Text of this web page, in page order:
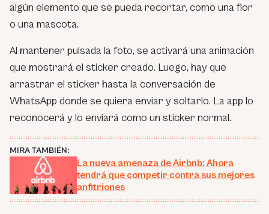
algún elemento que se pueda recortar, como una flor
o una mascota.
Al mantener pulsada la foto, se activará una animación
que mostrará el sticker creado. Luego, hay que
arrastrar el sticker hasta la conversación de
WhatsApp donde se quiera enviar y soltarlo. La app lo
reconocerá y lo enviará como un sticker normal.
MIRA TAMBIÉN:
La nueva amenaza de Airbnb: Ahora
tendrá que competir contra sus mejores
anfitriones